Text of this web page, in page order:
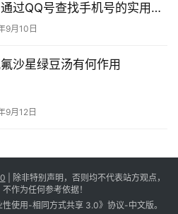
过QQ号查找手机号的实用方
巧
9月10日
沙星绿豆汤有何作用
9月12日
| 除非特别声明，否则均不代表站方观点，
作为任何参考依据！
使用-相同方式共享 3.0》协议-中文版。